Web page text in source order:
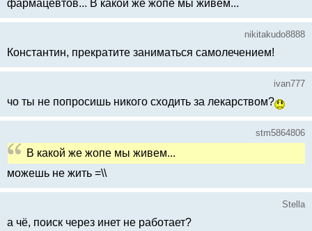
фармацевтов... В какой же жопе мы живем...
nikitakudo8888
Константин, прекратите заниматься самолечением!
ivan777
чо ты не попросишь никого сходить за лекарством?
stm5864806
В какой же жопе мы живем...
можешь не жить =\\
Stella
а чё, поиск через инет не работает?